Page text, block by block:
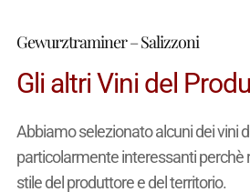
Gewurztraminer – Salizzoni
Gli altri Vini del
Abbiamo selezionato alcuni dei vini
particolarmente interessanti perchè
stile del produttore e del territorio.